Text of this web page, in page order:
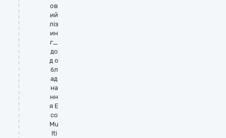
ов
ий
ліз
ин
г_
до
д о
бл
ад
на
нн
я E
co
Mu
lti